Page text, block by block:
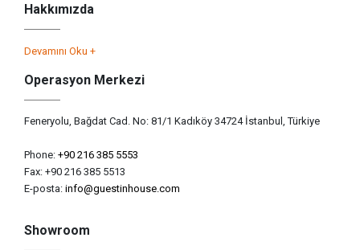
Hakkımızda
Devamını Oku +
Operasyon Merkezi
Feneryolu, Bağdat Cad. No: 81/1 Kadıköy 34724 İstanbul, Türkiye
Phone: +90 216 385 5553
Fax: +90 216 385 5513
E-posta: info@guestinhouse.com
Showroom